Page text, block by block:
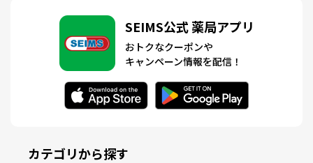
SEIMS公式 薬局アプリ
おトクなクーポンや
キャンペーン情報を配信！
カテゴリから探す